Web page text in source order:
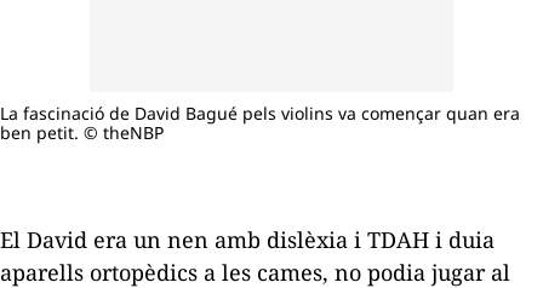
La fascinació de David Bagué pels violins va començar quan era
ben petit. © theNBP
El David era un nen amb dislèxia i TDAH i duia
aparells ortopèdics a les cames, no podia jugar al